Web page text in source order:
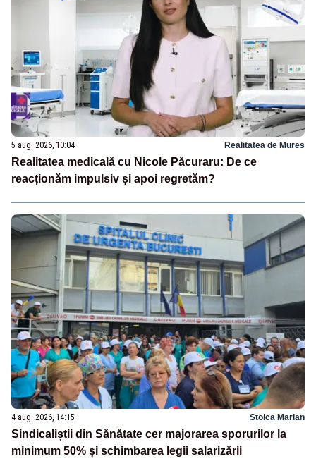
5 aug. 2026, 10:04 Realitatea de Mures
Realitatea medicală cu Nicole Păcuraru: De ce
reacționăm impulsiv și apoi regretăm?
4 aug. 2026, 14:15 Stoica Marian
Sindicaliștii din Sănătate cer majorarea sporurilor la
minimum 50% și schimbarea legii salarizării